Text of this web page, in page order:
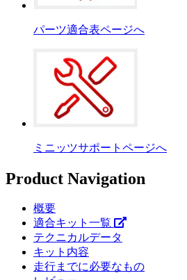
パーツ適合表ページへ
ミニッツサポートページへ
Product Navigation
概要
適合キット一覧
テクニカルデータ
キット内容
走行までに必要なもの